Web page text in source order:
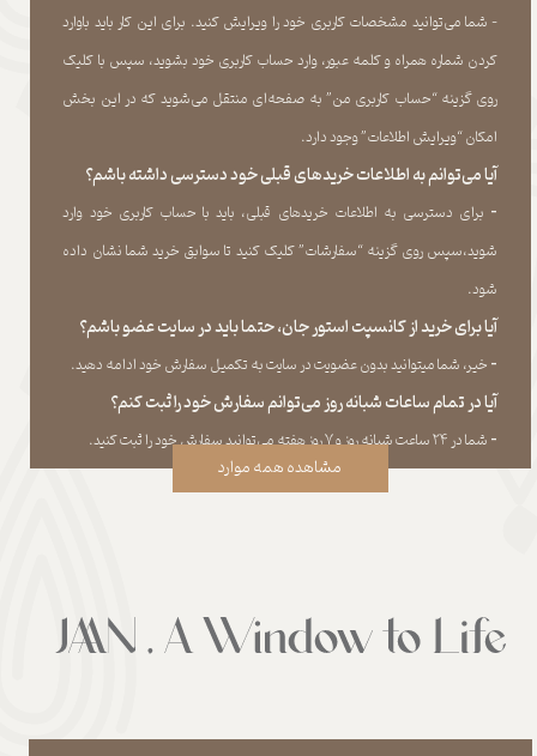
- شما می‏‌توانید مشخصات کاربری خود را ویرایش کنید. برای این کار باید باوارد
کردن شماره همراه و کلمه عبور، وارد حساب کاربری خود بشوید، سپس با کلیک
روی گزینه “حساب کاربری من” به صفحه‏‌ای منتقل می‏‌شوید که در این بخش
امکان “ویرایش اطلاعات” وجود دارد.​​​​​​​
آیا می‌‏توانم به اطلاعات خریدهای قبلی خود دسترسی داشته باشم؟
​​​​​​​- برای دسترسی به اطلاعات خریدهای قبلی، باید با حساب کاربری خود وارد
شوید،سپس روی گزینه “سفارشات” کلیک کنید تا سوابق خرید شما نشان داده
‏شود.​​​​​​​
آیا برای خرید از کانسپت استور جان، حتما باید در سایت عضو باشم؟
​​​​​​​- خیر، شما میتوانید بدون عضویت در سایت به تکمیل سفارش خود ادامه دهید.​​​​​​​
آیا در تمام ساعات شبانه روز می‌توانم سفارش خود را ثبت کنم؟
​​​​​​​​​​​​​​- شما در ۲۴ ساعت شبانه روز و ۷ روز هفته می‌‏توانید سفارش خود را ثبت کنید.
مشاهده همه موارد